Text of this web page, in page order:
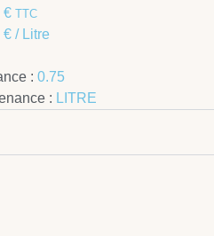
€ TTC
€ / Litre
: 0.75
: LITRE